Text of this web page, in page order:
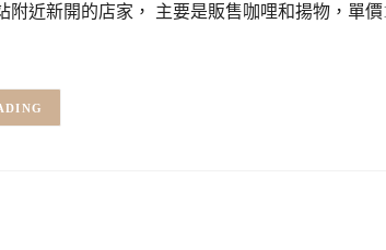
附近新開的店家， 主要是販售咖哩和揚物，單